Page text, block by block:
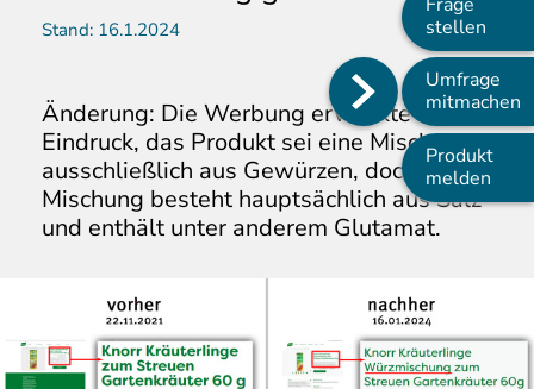
Main
navigation
stellen
Umfrage
mitmachen
Produkt
melden
Stand: 16.1.2024
Änderung: Die Werbung erweckte den
Eindruck, das Produkt sei eine Mischung
ausschließlich aus Gewürzen, doch die
Mischung besteht hauptsächlich aus Salz
und enthält unter anderem Glutamat.